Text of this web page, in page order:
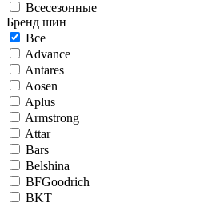
Всесезонные
Бренд шин
Все
Advance
Antares
Aosen
Aplus
Armstrong
Attar
Bars
Belshina
BFGoodrich
BKT